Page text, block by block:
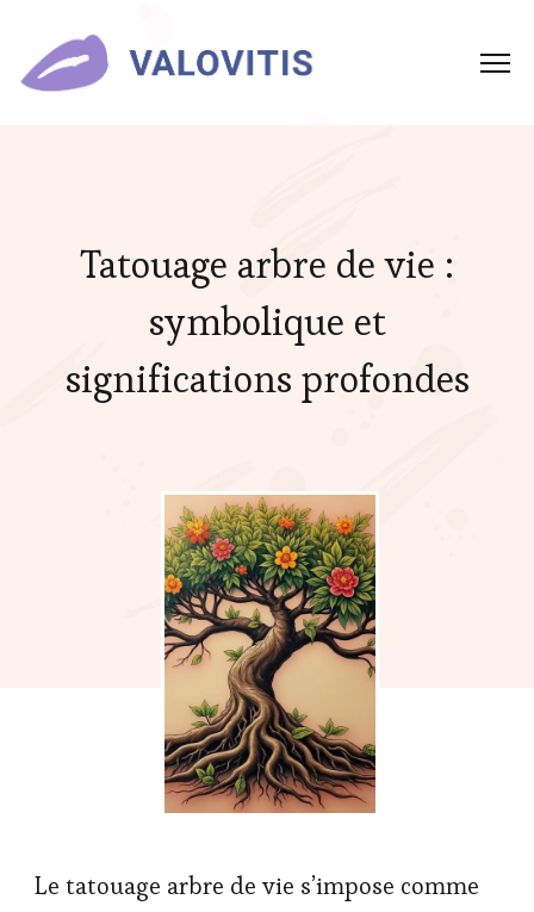
Tatouage arbre de vie :
symbolique et
significations profondes
Le tatouage arbre de vie s’impose comme